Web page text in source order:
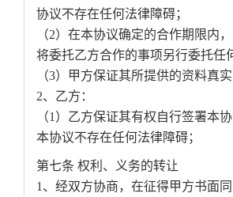
协议不存在任何法律障碍；
（2）在本协议确定的合作期限内
将委托乙方合作的事项另行委托任
（3）甲方保证其所提供的资料真实
2、乙方：
（1）乙方保证其有权自行签署本
本协议不存在任何法律障碍；
第七条 权利、义务的转让
1、经双方协商，在征得甲方书面